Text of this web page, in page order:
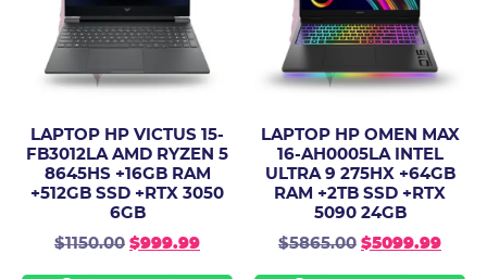
LAPTOP HP VICTUS 15-
FB3012LA AMD RYZEN 5
8645HS +16GB RAM
+512GB SSD +RTX 3050
6GB
$1150.00 $999.99
LAPTOP HP OMEN MAX
16-AH0005LA INTEL
ULTRA 9 275HX +64GB
RAM +2TB SSD +RTX
5090 24GB
$5865.00 $5099.99